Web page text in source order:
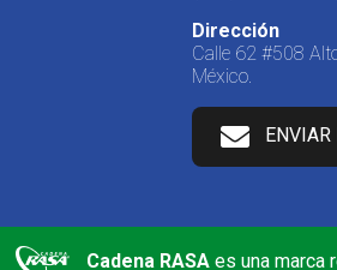
Dirección
Calle 62 #508
México.
Cadena RASA es una marca